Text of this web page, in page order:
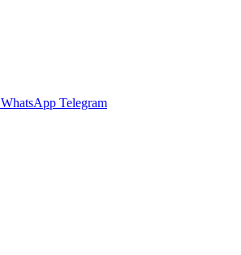
WhatsApp Telegram